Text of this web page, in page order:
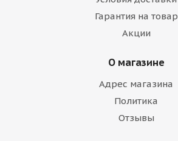
Гарантия на товар
Акции
О магазине
Адрес магазина
Политика
Отзывы